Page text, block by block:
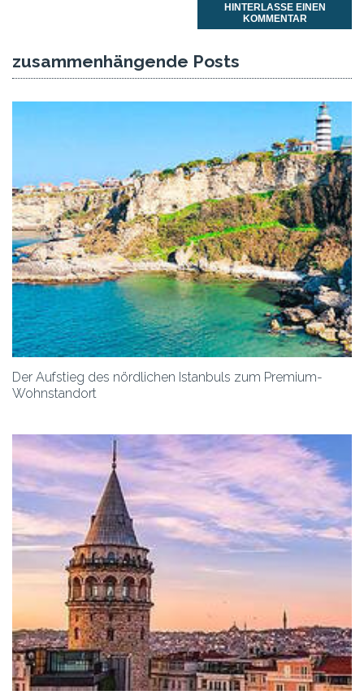
HINTERLASSE EINEN
KOMMENTAR
zusammenhängende Posts
Der Aufstieg des nördlichen Istanbuls zum Premium-
Wohnstandort